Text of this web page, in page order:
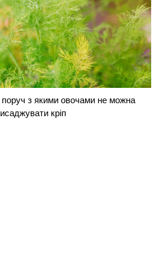
поруч з якими овочами не можна
кріп